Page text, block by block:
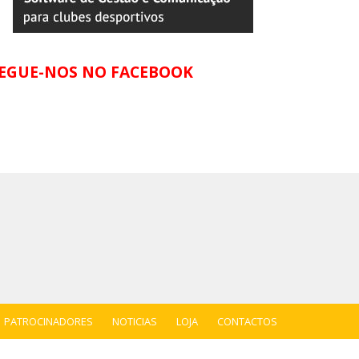
NOS NO FACEBOOK
PATROCINADORES NOTICIAS LOJA CONTACTOS